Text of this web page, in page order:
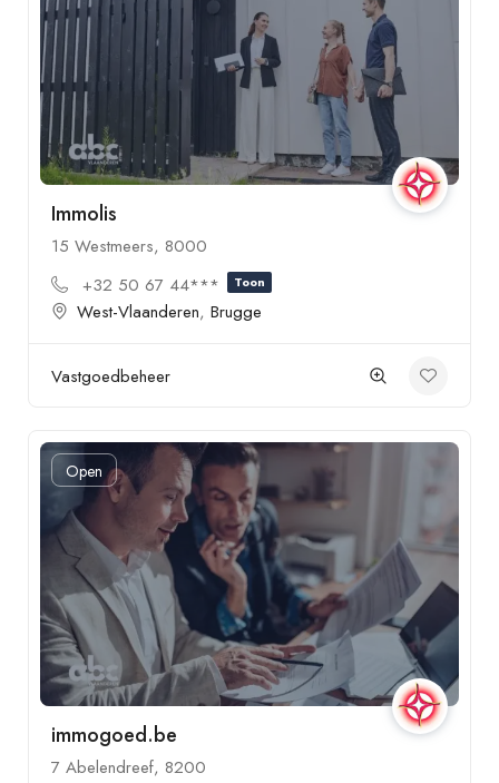
Immolis
15 Westmeers, 8000
+32 50 67 44***
Toon
West-Vlaanderen, Brugge
Vastgoedbeheer
Open
immogoed.be
7 Abelendreef, 8200